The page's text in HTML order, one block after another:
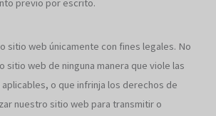
previo por escrito.
sitio web únicamente con fines legales. No
sitio web de ninguna manera que viole las
o que infrinja los derechos de
nuestro sitio web para transmitir o